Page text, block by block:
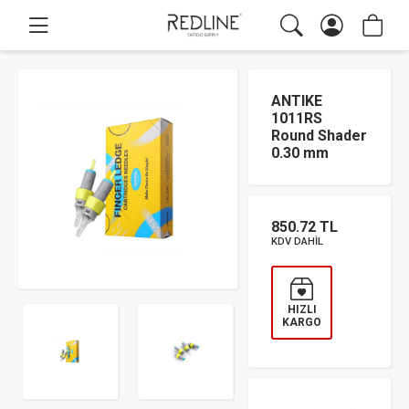
ANTIKE
1011RS
Round Shader
0.30 mm
850.72 TL
KDV DAHİL
HIZLI
KARGO